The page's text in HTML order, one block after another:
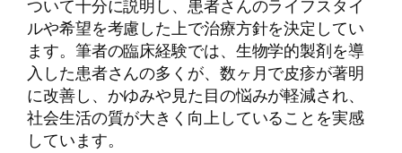
ついて十分に説明し、患者さんのライフスタイ
ルや希望を考慮した上で治療方針を決定してい
ます。筆者の臨床経験では、生物学的製剤を導
入した患者さんの多くが、数ヶ月で皮疹が著明
に改善し、かゆみや見た目の悩みが軽減され、
社会生活の質が大きく向上していることを実感
しています。